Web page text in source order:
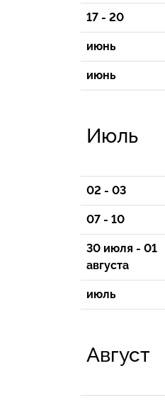
17 - 20
июнь
июнь
Июль
02 - 03
07 - 10
30 июля - 01
августа
июль
Август